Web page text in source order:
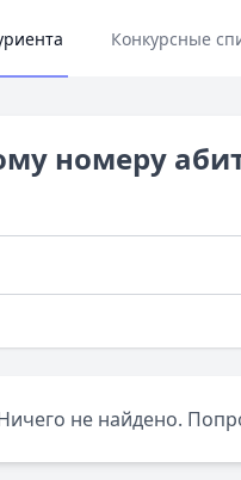
Конкурсные
номеру
не найдено.